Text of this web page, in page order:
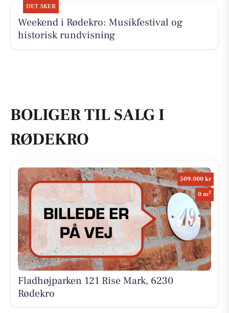
DET SKER
Weekend i Rødekro: Musikfestival og
historisk rundvisning
BOLIGER TIL SALG I
RØDEKRO
509.000 kr
0 m2
Fladhøjparken 121 Rise Mark, 6230
Rødekro